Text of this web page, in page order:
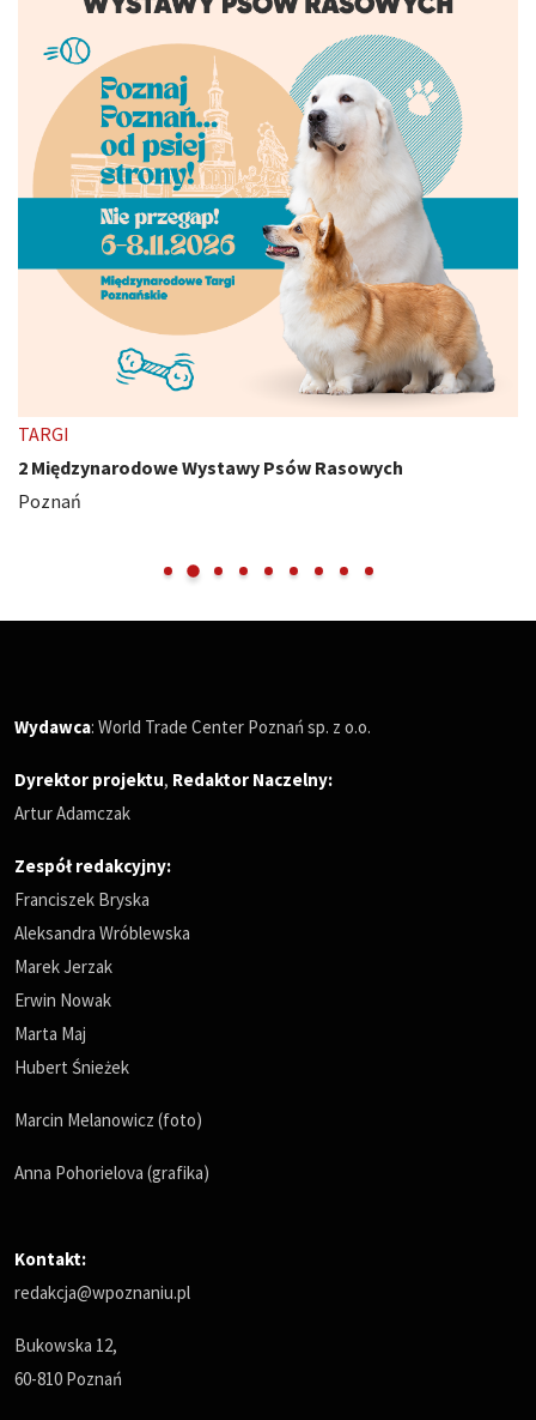
TARGI
2 Międzynarodowe Wystawy Psów Rasowych
Poznań
Wydawca: World Trade Center Poznań sp. z o.o.
Dyrektor projektu, Redaktor Naczelny:
Artur Adamczak
Zespół redakcyjny:
Franciszek Bryska
Aleksandra Wróblewska
Marek Jerzak
Erwin Nowak
Marta Maj
Hubert Śnieżek
Marcin Melanowicz (foto)
Anna Pohorielova (grafika)
Kontakt:
redakcja@wpoznaniu.pl
Bukowska 12,
60-810 Poznań